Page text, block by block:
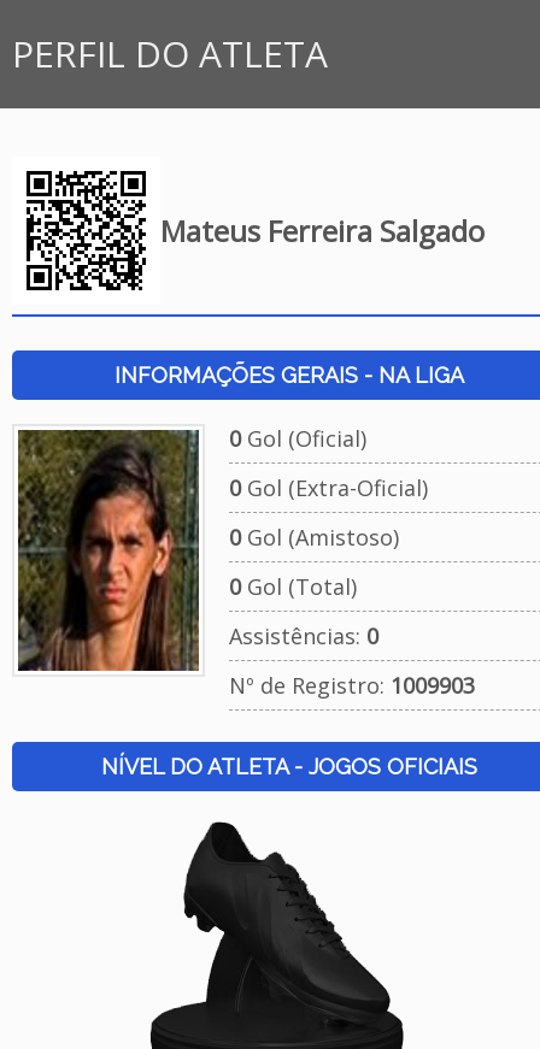
PERFIL DO ATLETA
Mateus Ferreira Salgado
INFORMAÇÕES GERAIS - NA LIGA
0Gol (Oficial)
0Gol (Extra-Oficial)
0Gol (Amistoso)
0Gol (Total)
Assistências: 0
Nº de Registro: 1009903
NÍVEL DO ATLETA - JOGOS OFICIAIS